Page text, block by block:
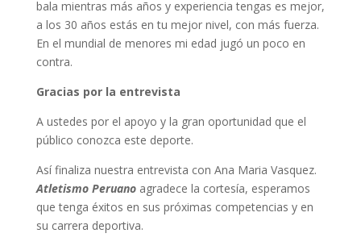
bala mientras más años y experiencia tengas es mejor,
a los 30 años estás en tu mejor nivel, con más fuerza.
En el mundial de menores mi edad jugó un poco en
contra.
Gracias por la entrevista
A ustedes por el apoyo y la gran oportunidad que el
público conozca este deporte.
Así finaliza nuestra entrevista con Ana Maria Vasquez.
Atletismo Peruanoagradece la cortesía, esperamos
que tenga éxitos en sus próximas competencias y en
su carrera deportiva.